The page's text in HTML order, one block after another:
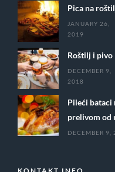
Pica na
JANUARY 26,
2019
Roštilj i pivo
DECEMBER 9,
2018
Pileći bataci
prelivom od
DECEMBER 9,